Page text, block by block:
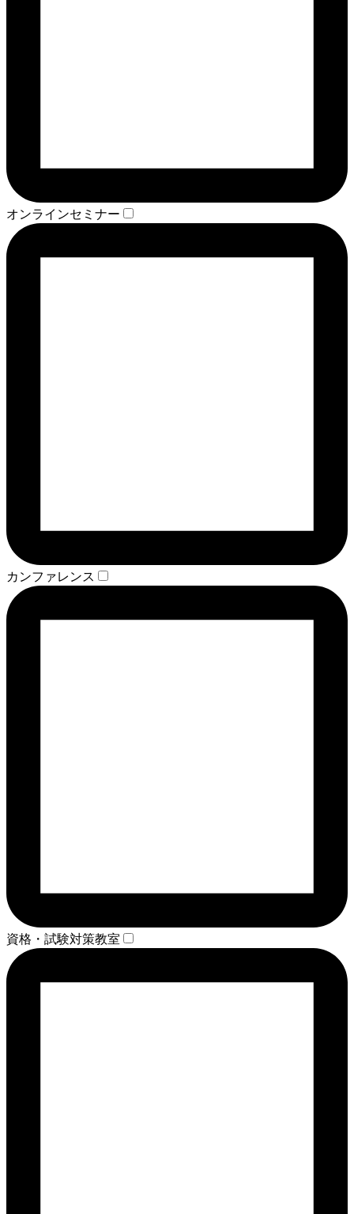
オンラインセミナー
カンファレンス
資格・試験対策教室